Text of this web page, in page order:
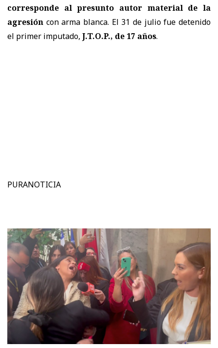
corresponde al presunto autor material de la
agresión con arma blanca. El 31 de julio fue detenido
el primer imputado, J.T.O.P., de 17 años.
PURANOTICIA